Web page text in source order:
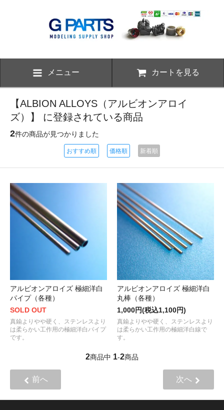
メニュー カートを見る
【ALBION ALLOYS（アルビオンアロイ
ズ）】 に登録されている商品
2件の商品が見つかりました
おすすめ順 価格順 新着順
アルビオンアロイズ 極細洋白
パイプ（各種）
SOLD OUT
真鍮よりやや硬く、ステンレスより
は柔らかい工作用の極細洋白パイプ
です。
アルビオンアロイズ 極細洋白
丸棒（各種）
1,000円(税込1,100円)
真鍮よりやや硬く、ステンレスより
は柔らかい工作用の極細洋白線で
す。
2商品中 1-2商品
前へ 次へ